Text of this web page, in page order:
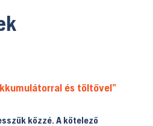
és töltővel”
közzé. A kötelező